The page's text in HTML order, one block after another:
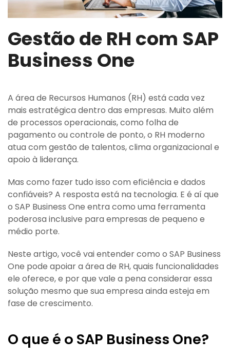
Gestão de RH com SAP
Business One
A área de Recursos Humanos (RH) está cada vez
mais estratégica dentro das empresas. Muito além
de processos operacionais, como folha de
pagamento ou controle de ponto, o RH moderno
atua com gestão de talentos, clima organizacional e
apoio à liderança.
Mas como fazer tudo isso com eficiência e dados
confiáveis? A resposta está na tecnologia. E é aí que
o SAP Business One entra como uma ferramenta
poderosa inclusive para empresas de pequeno e
médio porte.
Neste artigo, você vai entender como o SAP Business
One pode apoiar a área de RH, quais funcionalidades
ele oferece, e por que vale a pena considerar essa
solução mesmo que sua empresa ainda esteja em
fase de crescimento.
O que é o SAP Business One?